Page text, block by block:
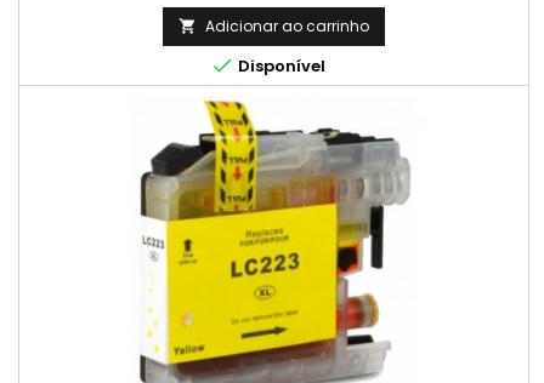
 Adicionar ao carrinho
 Disponível